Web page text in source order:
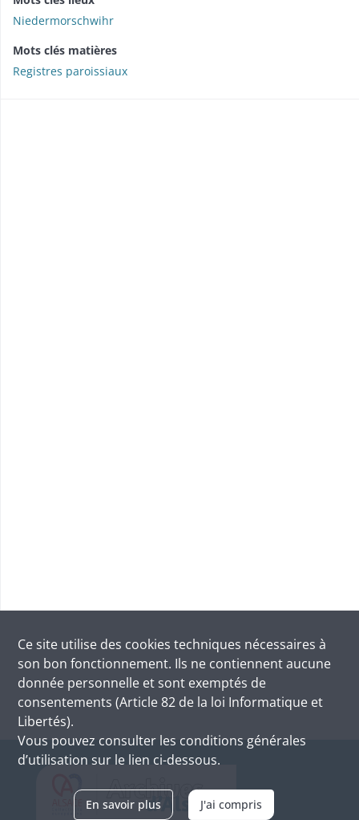
Niedermorschwihr
Mots clés matières
Registres paroissiaux
Ce site utilise des cookies techniques nécessaires à
son bon fonctionnement. Ils ne contiennent aucune
donnée personnelle et sont exemptés de
consentements (Article 82 de la loi Informatique et
Libertés).
Vous pouvez consulter les conditions générales
d’utilisation sur le lien ci-dessous.
En savoir plus J'ai compris